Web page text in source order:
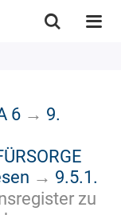
6 → 9.
→ 9.5.1.
zu